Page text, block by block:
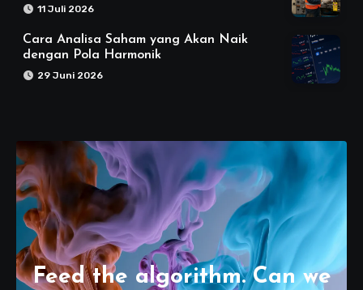
11 Juli 2026
Cara Analisa Saham yang Akan Naik
dengan Pola Harmonik
29 Juni 2026
Feed the algorithm. Can we